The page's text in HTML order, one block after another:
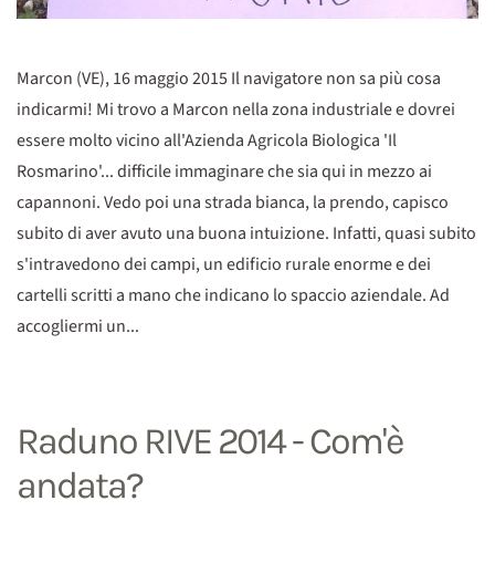
Marcon (VE), 16 maggio 2015 Il navigatore non sa più cosa
indicarmi! Mi trovo a Marcon nella zona industriale e dovrei
essere molto vicino all'Azienda Agricola Biologica 'Il
Rosmarino'... difficile immaginare che sia qui in mezzo ai
capannoni. Vedo poi una strada bianca, la prendo, capisco
subito di aver avuto una buona intuizione. Infatti, quasi subito
s'intravedono dei campi, un edificio rurale enorme e dei
cartelli scritti a mano che indicano lo spaccio aziendale. Ad
accogliermi un...
Raduno RIVE 2014 - Com'è
andata?